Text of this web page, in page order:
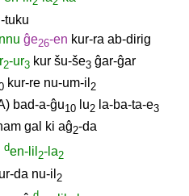
tuku
ĝe26-en kur-ra ab-dirig
2-ur3 kur šu-še3 ĝar-ĝar
kur-re nu-um-il 2
bad-a-ĝu10 lu2 la-ba-ta-e3
gal ki aĝ2-da
den-lil 2-la2
da nu-il 2